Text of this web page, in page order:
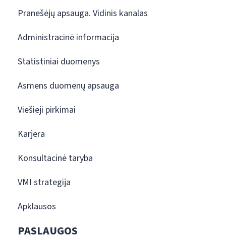
Pranešėjų apsauga. Vidinis kanalas
Administracinė informacija
Statistiniai duomenys
Asmens duomenų apsauga
Viešieji pirkimai
Karjera
Konsultacinė taryba
VMI strategija
Apklausos
PASLAUGOS